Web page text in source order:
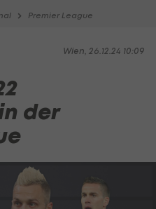
Premier League
Wien, 26.12.24 10:09
der